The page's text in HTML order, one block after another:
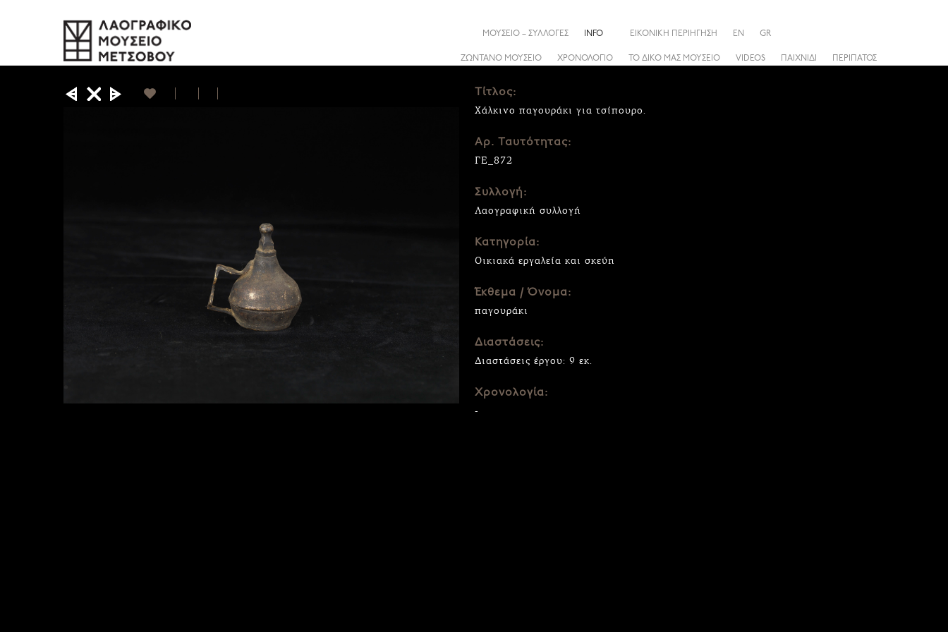
ΖΩΝΤΑΝΟ ΜΟΥΣΕΙΟ ΧΡΟΝΟΛΟΓΙΟ ΤΟ ΔΙΚΟ ΜΑΣ ΜΟΥΣΕΙΟ VIDEOS ΠΑΙΧΝΙΔΙ ΠΕΡΙΠΑΤΟΣ
ΜΟΥΣΕΙΟ – ΣΥΛΛΟΓΕΣ INFO ΕΙΚΟΝΙΚΗ ΠΕΡΙΗΓΗΣΗ EN GR
Τίτλος:
Χάλκινο παγουράκι για τσίπουρο.
Αρ. Ταυτότητας:
ΓΕ_872
Συλλογή:
Λαογραφική συλλογή
Κατηγορία:
Οικιακά εργαλεία και σκεύη
Έκθεμα / Όνομα:
παγουράκι
Διαστάσεις:
Διαστάσεις έργου: 9 εκ.
Χρονολογία:
-